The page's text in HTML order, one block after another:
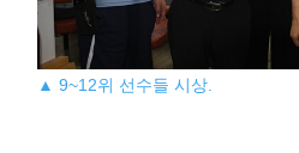
▲ 9~12위 선수들 시상.